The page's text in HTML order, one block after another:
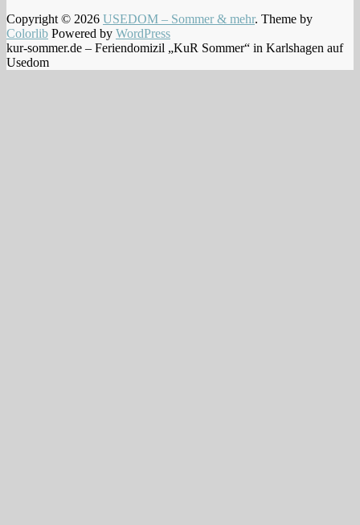
Copyright © 2026 USEDOM – Sommer & mehr. Theme by
Colorlib Powered by WordPress
kur-sommer.de – Feriendomizil „KuR Sommer“ in Karlshagen auf
Usedom